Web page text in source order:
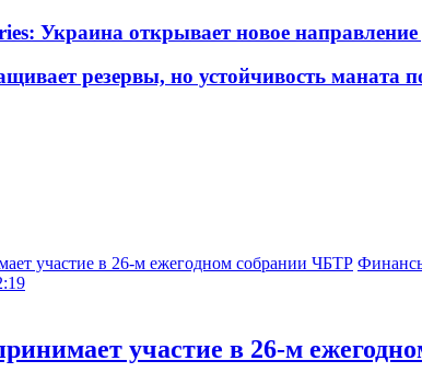
Украина открывает новое
резервы, но устойчивость маната
участие в 26-м